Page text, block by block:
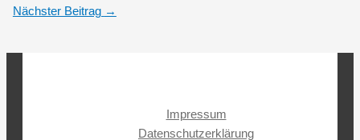
Nächster Beitrag →
Impressum
Datenschutzerklärung